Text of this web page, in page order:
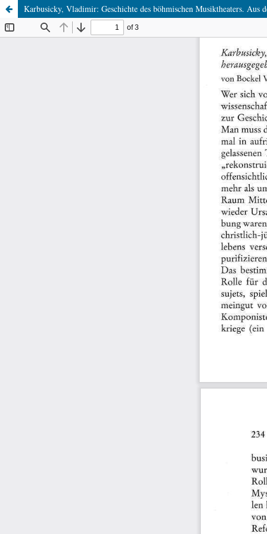
Karbusicky, Vladimir: Geschichte des böhmischen Musiktheaters. Aus